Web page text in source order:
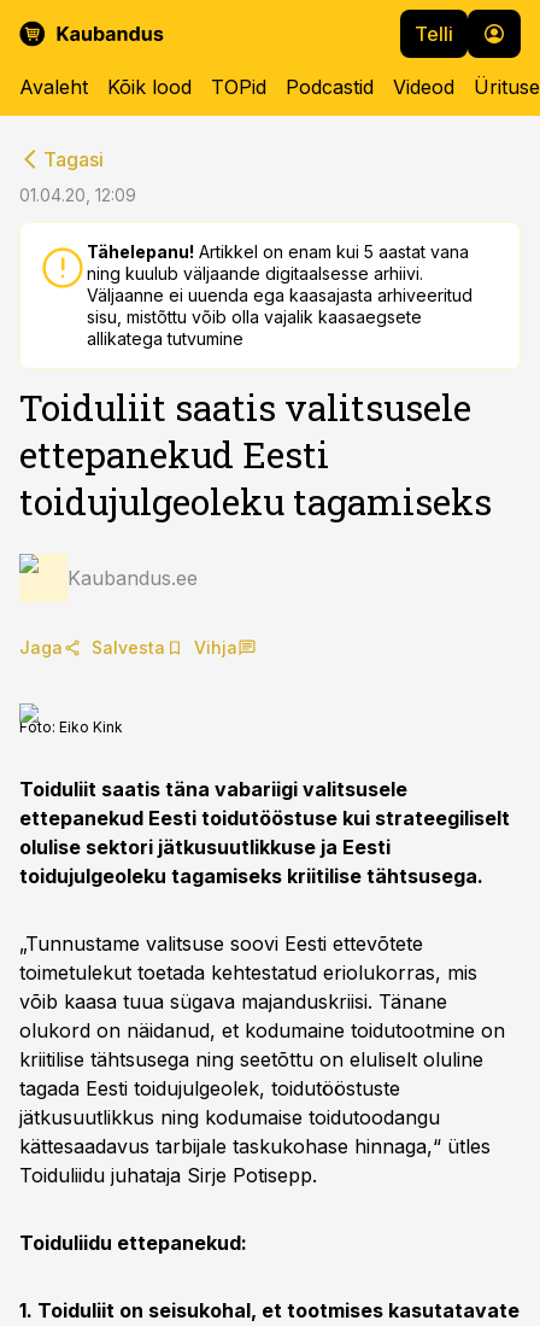
Telli
Avaleht Kõik lood TOPid Podcastid Videod
Tagasi
01.04.20, 12:09
Tähelepanu! Artikkel on enam kui 5 aastat vana
ning kuulub väljaande digitaalsesse arhiivi.
Väljaanne ei uuenda ega kaasajasta arhiveeritud
sisu, mistõttu võib olla vajalik kaasaegsete
allikatega tutvumine
Toiduliit saatis valitsusele
ettepanekud Eesti
toidujulgeoleku tagamiseks
Kaubandus.ee
Jaga Salvesta Vihja
Foto: Eiko Kink
Toiduliit saatis täna vabariigi valitsusele
ettepanekud Eesti toidutööstuse kui strateegiliselt
olulise sektori jätkusuutlikkuse ja Eesti
toidujulgeoleku tagamiseks kriitilise tähtsusega.
„Tunnustame valitsuse soovi Eesti ettevõtete
toimetulekut toetada kehtestatud eriolukorras, mis
võib kaasa tuua sügava majanduskriisi. Tänane
olukord on näidanud, et kodumaine toidutootmine on
kriitilise tähtsusega ning seetõttu on eluliselt oluline
tagada Eesti toidujulgeolek, toidutööstuste
jätkusuutlikkus ning kodumaise toidutoodangu
kättesaadavus tarbijale taskukohase hinnaga,“ ütles
Toiduliidu juhataja Sirje Potisepp.
Toiduliidu ettepanekud:
1. Toiduliit on seisukohal, et tootmises kasutatavate